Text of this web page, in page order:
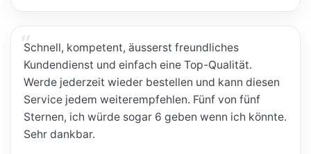
Schnell, kompetent, äusserst freundliches
Kundendienst und einfach eine Top-Qualität.
Werde jederzeit wieder bestellen und kann diesen
Service jedem weiterempfehlen. Fünf von fünf
Sternen, ich würde sogar 6 geben wenn ich könnte.
Sehr dankbar.